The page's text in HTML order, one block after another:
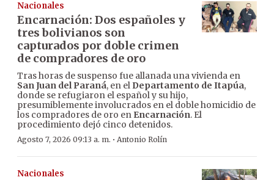
Nacionales
Encarnación: Dos españoles y
tres bolivianos son
capturados por doble crimen
de compradores de oro
Tras horas de suspenso fue allanada una vivienda en
San Juan del Paraná, en el Departamento de Itapúa,
donde se refugiaron el español y su hijo,
presumiblemente involucrados en el doble homicidio de
los compradores de oro en Encarnación. El
procedimiento dejó cinco detenidos.
Agosto 7, 2026 09:13 a. m. · Antonio Rolín
Nacionales